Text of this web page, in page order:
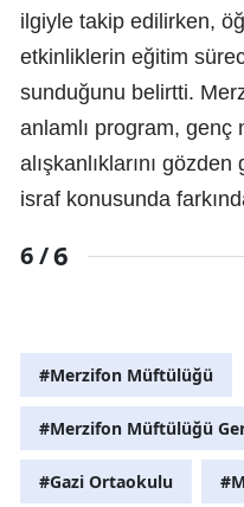
ilgiyle takip edilirken,
etkinliklerin eğitim
sunduğunu belirtti.
anlamlı program, genç
alışkanlıklarını
israf konusunda
6 /6
#Merzifon Müftülüğü
#Merzifon Müftülüğü
#Gazi Ortaokulu